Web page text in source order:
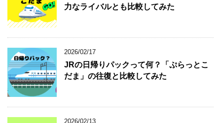
力なライバルとも比較してみた
2026/02/17
JRの日帰りパックって何？「ぷらっとこ
だま」の往復と比較してみた
2026/02/13